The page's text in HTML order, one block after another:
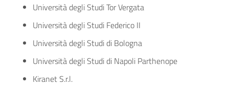
Università degli Studi Tor Vergata
Università degli Studi Federico II
Università degli Studi di Bologna
Università degli Studi di Napoli Parthenope
Kiranet S.r.l.